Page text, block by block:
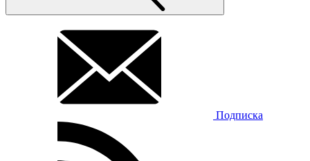
Подписка